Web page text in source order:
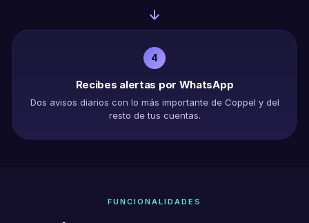
4
Recibes alertas por WhatsApp
Dos avisos diarios con lo más importante de Coppel y del
resto de tus cuentas.
FUNCIONALIDADES